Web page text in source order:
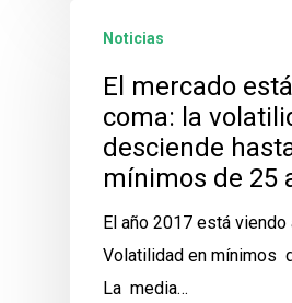
Noticias
El mercado
coma: la
desciende
mínimos de 25
El año 2017 está viendo
Volatilidad en mínimos
La media…